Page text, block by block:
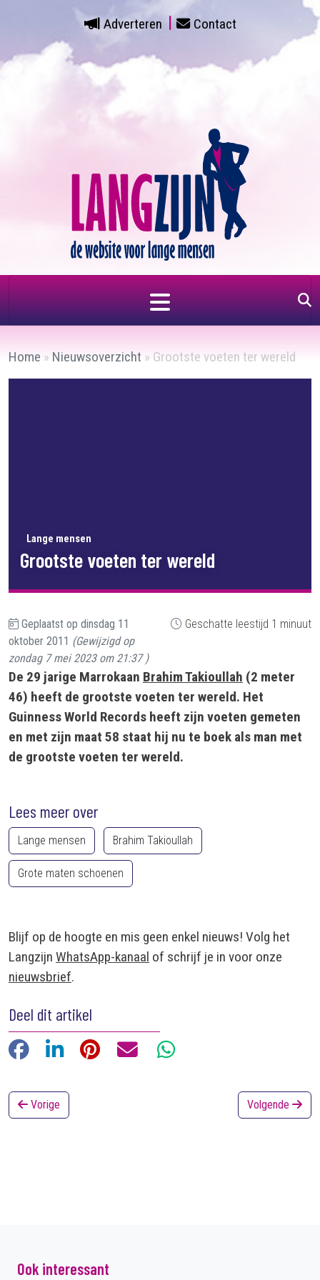
Adverteren Contact
Home » Nieuwsoverzicht » Grootste voeten ter wereld
Lange mensen
Grootste voeten ter wereld
Geplaatst op dinsdag 11
oktober 2011 (Gewijzigd op
zondag 7 mei 2023 om 21:37)
Geschatte leestijd 1 minuut
De 29 jarige Marrokaan Brahim Takioullah (2 meter
46) heeft de grootste voeten ter wereld. Het
Guinness World Records heeft zijn voeten gemeten
en met zijn maat 58 staat hij nu te boek als man met
de grootste voeten ter wereld.
Lees meer over
Lange mensen Brahim Takioullah
Grote maten schoenen
Blijf op de hoogte en mis geen enkel nieuws! Volg het
Langzijn WhatsApp-kanaal of schrijf je in voor onze
nieuwsbrief.
Deel dit artikel
FacebookLinkedIn Pinterest E-mailWhatsApp
Vorige Volgende
Ook interessant